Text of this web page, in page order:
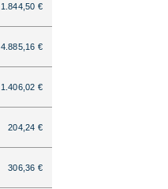
1.844,50 €
4.885,16 €
1.406,02 €
204,24 €
306,36 €